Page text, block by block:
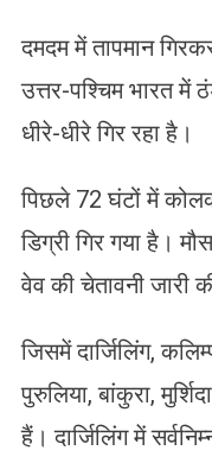
दमदम में तापमान
उत्तर-पश्चिम भारत में
धीरे-धीरे गिर रहा है।
पिछले 72 घंटों में
डिग्री गिर गया है।
वेव की चेतावनी जारी
जिसमें दार्जिलिंग,
पुरुलिया, बांकुरा,
हैं। दार्जिलिंग में